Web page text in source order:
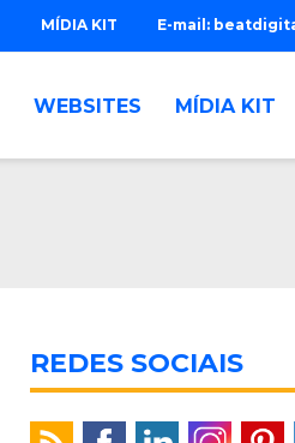
E-mail:
MÍDIA KIT
WEBSITES MÍDIA KIT
REDES SOCIAIS